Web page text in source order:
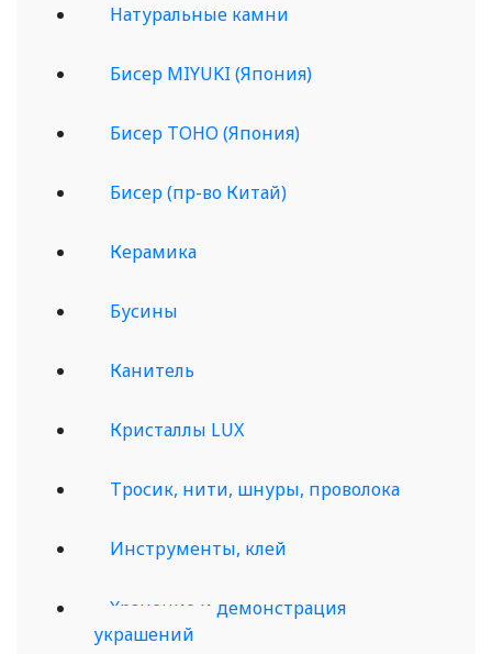
Натуральные камни
Бисер MIYUKI (Япония)
Бисер TOHO (Япония)
Бисер (пр-во Китай)
Керамика
Бусины
Канитель
Кристаллы LUX
Тросик, нити, шнуры, проволока
Инструменты, клей
Хранение и демонстрация
украшений